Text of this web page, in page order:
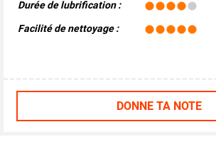
Durée de lubrification :
Facilité de nettoyage :
DONNE TA NOTE